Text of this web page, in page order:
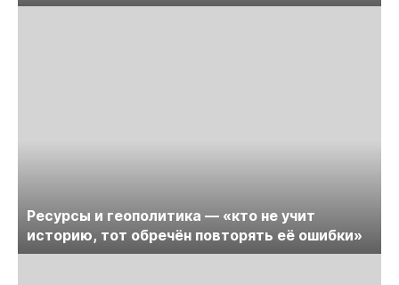
Ресурсы и геополитика — «кто не учит
историю, тот обречён повторять её ошибки»